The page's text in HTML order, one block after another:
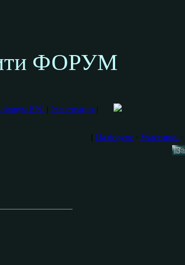
ФОРУМ
- Форум ВРС | Регистрация |
[ На форуме · Участники ·